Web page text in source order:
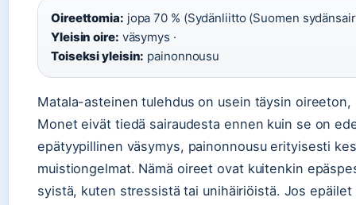
Oireettomia: jopa 70 % (Sydänliitto (Suomen
Yleisin oire: väsymys ·
Toiseksi yleisin: painonnousu
Matala-asteinen tulehdus on usein täysin
Monet eivät tiedä sairaudesta ennen kuin se on
epätyypillinen väsymys, painonnousu erityisesti
muistiongelmat. Nämä oireet ovat kuitenkin
syistä, kuten stressistä tai unihäiriöistä. Jos